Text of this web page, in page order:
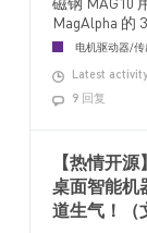
磁钢 MAG10
MagAlpha 的
电机驱动器/传
Latest
9 回复
【热情开
桌面智能机
道生气！（